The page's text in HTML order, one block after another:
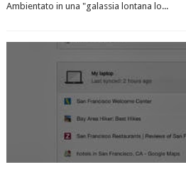
Ambientato in una "galassia lontana lo...